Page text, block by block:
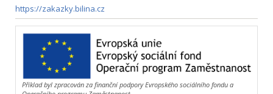
https://zakazky.bilina.cz
Příklad byl zpracován za finanční podpory Evropského sociálního fondu a